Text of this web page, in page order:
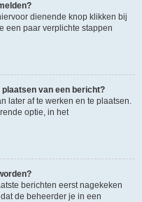
dienende knop klikken bij
een paar verplichte stappen
van een bericht?
later af te werken en te plaatsen.
optie, in het
berichten eerst nagekeken
de beheerder je in een